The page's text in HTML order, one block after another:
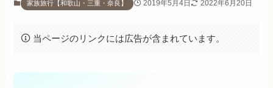
家族旅行【和歌山・三重・奈良】 2019年5月4日 2022年6月20日
当ページのリンクには広告が含まれています。